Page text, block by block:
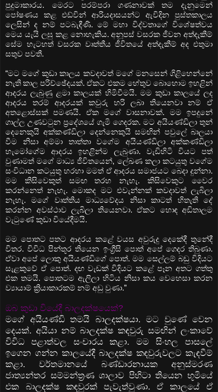
පුදුමාකාරය. මෙරට පරම්පරා ගණනාවක් තම දැනුමෙන්
පෝෂණය කළ එඩ්වින් ආරියදාසයන්ට ඇවිදින පුස්තකාලය
ලෙසින් ද නම් පටබැඳීණි. මේ මහා විද්වතාගේ විශේෂත්වය
මෙය යැයි ලඝු කළ නොහැකිය. අනූපස් වසරක ජීවන අත්දැකීම්
සේම හැටහත් වසරක වෘත්තීය ජීවිතයේ අත්දැකීම් අද එතුමා
සතුව පවතී.
“මට මගේ කුඩා කාලය කවදාවත් මගේ මනසෙන් ගිළිහෙන්නේ
නැති කාල පරිච්ඡේදයක්. ඒකට එකම හේතුව බොහොම ඉහළින්
ආදරය ලැබුණු ළමා කාලයක් හිමිවීමයි. මම කුඩා කාලයේ ලද
ආදරය තරම් ආදරයක් කවුරු හරි ලබා තියෙනවා නම් ඒ
අතළොස්සක් පමණයි. ඒක මගේ වාසනාවක්. මම ඉපදුනේ
ගාල්ල උණවටුන ප්‍රදේශයේ ගැමි ගෙදරක. මට අයියණ්ඩිලා තුන්
දෙනෙකුයි අක්කණ්ඩිලා දෙන්නෙකුයි සමඟින් පවුලේ බාලයා
වීම නිසා අම්මා තාත්තා වගේම අයියණ්ඩිලා අක්කණ්ඩිලා
හැමෝගේම ආදරය ඉහළින්ම ලැබුණා. වැඩිහිටි වියට පත්
වුණාමත් මගේ මාධ්‍ය ජීවිතයෙන්, ලේඛණ කලා කටයුතු වගේම
සංවිධාන කටයුතු හරහා මමත් ඒ ආදරය සමාජයට බෙදා දුන්නා.
මම කිසිවෙකුත් සමඟ තරහ නැහැ. කිසිවෙකුට වෛර
කරන්නෙත් නැහැ. මොකද මට එවැන්නක් කවදාවත් ලැබිලා
නැහැ. මගේ වෘත්තිය මාධ්‍යවේදය නිසා කාටත් හිතැති දේ
කරන්න අවස්ථාව ලැබිලා තියෙනවා. ඒකට හොඳ අඩිතාලම
වැටුණේ කුඩා වියේදීමයි.
මම පොතට පතට ආදරය කළේ වයස අවුරුදු දෙකේදී තුනේදී
විතර. විවිධ පින්තූර තියෙන ඉංග්‍රීසි පොත් අපේ ගෙදර තිබුණා.
ඒවා අපේ ලොකු අයියණ්ඩිගේ පොත්. මම සෙල්ලම් බඩු විදියට
සැළකුවේ ඒ පොත්. දඟ වැඩක් විදියට කළේ පෑන අතට ගත්තු
එක තමයි. පොතටම ඇලිලා හිටිය නිසා කය වෙහෙසා කරන
ව්‍යායාම් ක්‍රියාකාරකම් නම් අඩු වුණා.”
ඔබ කුඩා වියේදී බාලදක්ෂයෙක්?
මගේ අයියණ්ඩි තමයි බාලදක්ෂයා. මට වුණේ වෙන
දෙයක්. අයියා නම් බාලදක්ෂ කඳවුරු සමඟින් ලංකාවේ
විවිධ පළාත්වල සංචාරය කළා. මම සිංහල පාසලේ
ඉගෙන ගන්න කාලයේදී බාලදක්ෂ කඳවුරුවලට කැඳවීම්
කළා. වර්තමානයේ බණ්ඩාරනායක අනුස්මරණ
ජාත්‍යන්තර සම්මන්ත්‍රණ ශාලාව පිහිටා තියෙන භූමියේ
එක බාලදක්ෂ කඳවුරක් පැවැත්වුණා. ඒ කාලයේ ඒ